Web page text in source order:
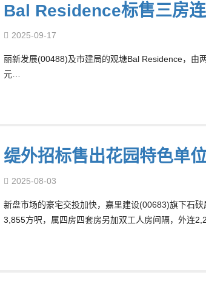
Bal Residence标售三房
2025-09-17
丽新发展(00488)及市建局的观塘Bal Residence，由
元…
缇外招标售出花园特色单
2025-08-03
新盘市场的豪宅交投加快，嘉里建设(00683)旗下石
3,855方呎，属四房四套房另加双工人房间隔，外连